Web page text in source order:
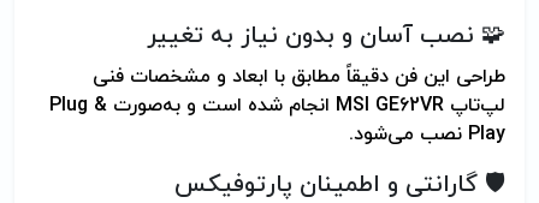
🧩 نصب آسان و بدون نیاز به تغییر
طراحی این فن دقیقاً مطابق با ابعاد و مشخصات فنی
لپ‌تاپ MSI GE62VR انجام شده است و به‌صورت Plug &
Play نصب می‌شود.
🛡️ گارانتی و اطمینان پارتوفیکس